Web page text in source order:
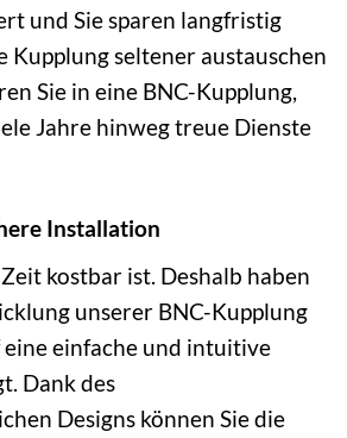
und Sie sparen langfristig
Kupplung seltener austauschen
Sie in eine BNC-Kupplung,
Jahre hinweg treue Dienste
Installation
kostbar ist. Deshalb haben
unserer BNC-Kupplung
einfache und intuitive
Dank des
Designs können Sie die